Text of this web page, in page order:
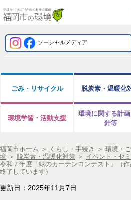
ソーシャルメディア
ごみ・リサイクル 脱炭素・温暖化
環境学習・活動支援
環境に関する計
針等
福岡市ホーム ＞ くらし・手続き ＞ 環境・
境 ＞ 脱炭素・温暖化対策 ＞ イベント・セ
令和７年度「緑のカーテンコンテスト」（
終了しています）
更新日：2025年11月7日